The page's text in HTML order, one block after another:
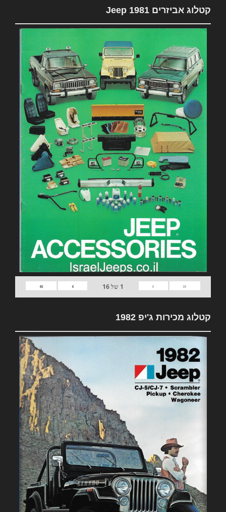
קטלוג אביזרים 1981 Jeep
«
‹
1 של16
›
»
קטלוג מכירות ג'יפ 1982